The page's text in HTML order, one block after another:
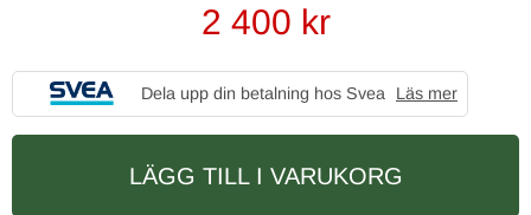
2 400 kr
Dela upp din betalning hos Svea Läs mer
LÄGG TILL I VARUKORG